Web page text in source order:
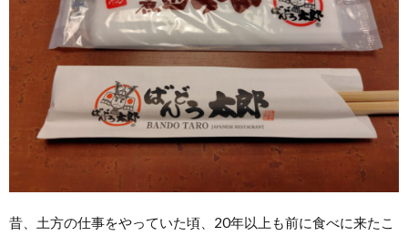
昔、土方の仕事をやっていた頃、20年以上も前に食べに来たこ